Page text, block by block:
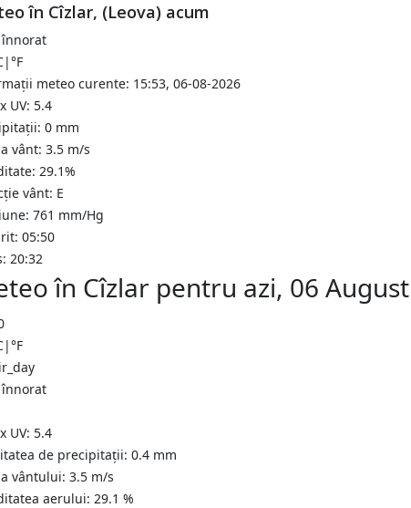
în Cîzlar, (Leova) acum
înnorat
|°F
meteo curente: 15:53, 06-08-2026
UV: 5.4
0 mm
vânt: 3.5 m/s
29.1%
vânt: E
761 mm/Hg
05:50
20:32
în Cîzlar pentru azi, 06
|°F
înnorat
UV: 5.4
de precipitații: 0.4 mm
vântului: 3.5 m/s
aerului: 29.1 %